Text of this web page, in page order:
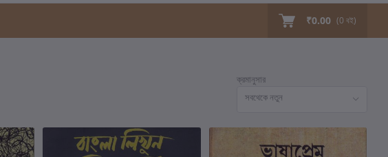
₹0.00 (0 বই)
ক্রমানুসার
সবথেকে নতুন